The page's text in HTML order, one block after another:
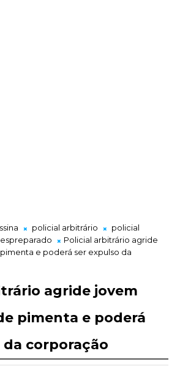
policial arbitrário
policial
Policial arbitrário agride
e poderá ser expulso da
agride jovem
pimenta e poderá
corporação